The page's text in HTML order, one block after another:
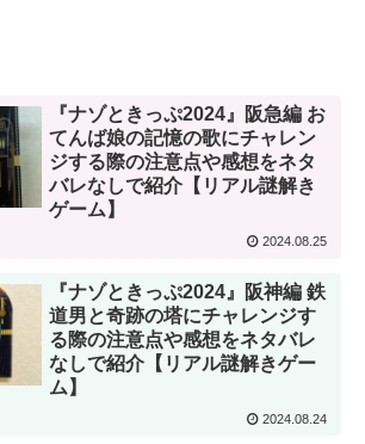
『ナゾときっぷ2024』阪急編 お
てんば娘の記憶の歌にチャレン
ジする際の注意点や感想をネタ
バレなしで紹介【リアル謎解き
ゲーム】
2024.08.25
『ナゾときっぷ2024』阪神編 鉄
道男と奇跡の塔にチャレンジす
る際の注意点や感想をネタバレ
なしで紹介【リアル謎解きゲー
ム】
2024.08.24